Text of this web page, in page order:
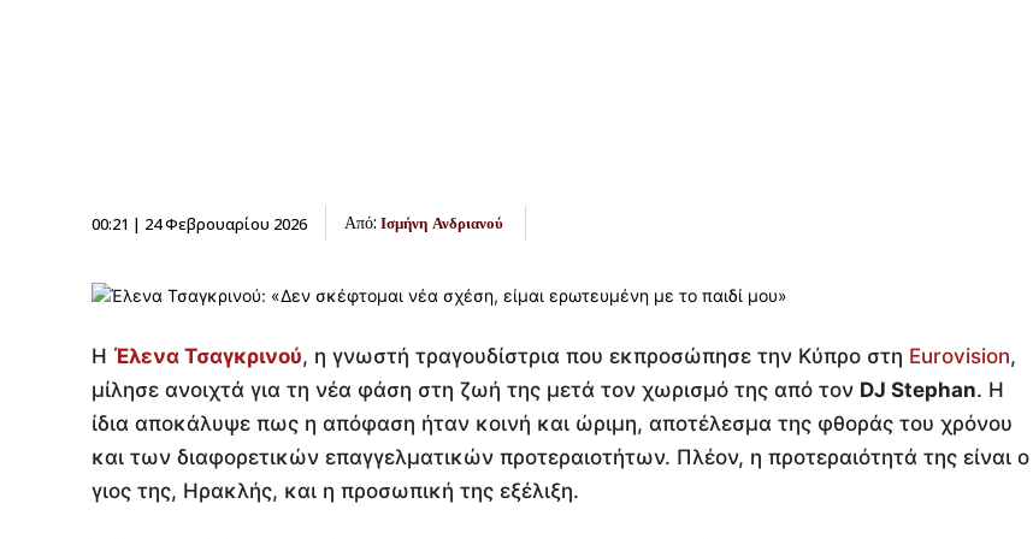
00:21 | 24 Φεβρουαρίου 2026 Από: Ισμήνη Ανδριανού
Η Έλενα Τσαγκρινού, η γνωστή τραγουδίστρια που εκπροσώπησε την Κύπρο στη Eurovision,
μίλησε ανοιχτά για τη νέα φάση στη ζωή της μετά τον χωρισμό της από τον DJ Stephan. Η
ίδια αποκάλυψε πως η απόφαση ήταν κοινή και ώριμη, αποτέλεσμα της φθοράς του χρόνου
και των διαφορετικών επαγγελματικών προτεραιοτήτων. Πλέον, η προτεραιότητά της είναι ο
γιος της, Ηρακλής, και η προσωπική της εξέλιξη.